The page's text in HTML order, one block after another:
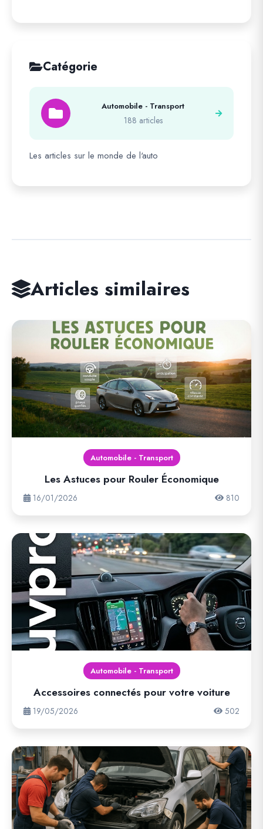
Catégorie
Automobile - Transport
188 articles
Les articles sur le monde de l'auto
Articles similaires
Automobile - Transport
Les Astuces pour Rouler Économique
16/01/2026 810
Automobile - Transport
Accessoires connectés pour votre voiture
19/05/2026 502